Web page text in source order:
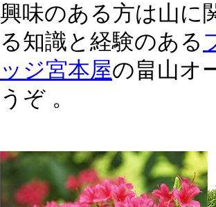
興味のある方は山に
る知識と経験のある
ッジ宮本屋の畠山オ
うぞ 。